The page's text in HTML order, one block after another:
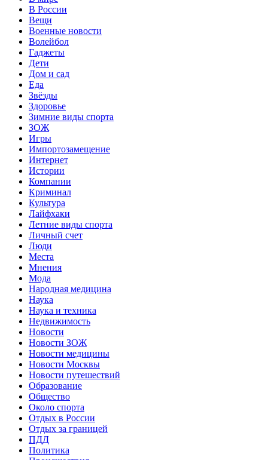
В России
Вещи
Военные новости
Волейбол
Гаджеты
Дети
Дом и сад
Еда
Звёзды
Здоровье
Зимние виды спорта
ЗОЖ
Игры
Импортозамещение
Интернет
Истории
Компании
Криминал
Культура
Лайфхаки
Летние виды спорта
Личный счет
Люди
Места
Мнения
Мода
Народная медицина
Наука
Наука и техника
Недвижимость
Новости
Новости ЗОЖ
Новости медицины
Новости Москвы
Новости путешествий
Образование
Общество
Около спорта
Отдых в России
Отдых за границей
ПДД
Политика